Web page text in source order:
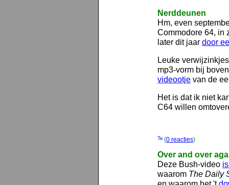
Nerddeunen
Hm, even
Commodore 64, in
later dit jaar door
Leuke
mp3-vorm bij
videootje van de
Het is dat ik niet
C64 willen
(0 reacties)
Over and over
Deze Bush-video
waarom The Daily